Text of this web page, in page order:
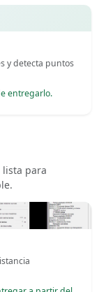
y detecta puntos
entregarlo.
lista para